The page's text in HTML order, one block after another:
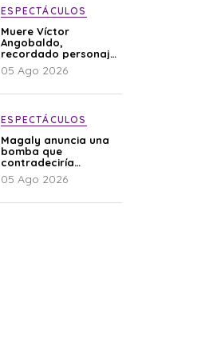
ESPECTÁCULOS
Muere Víctor
Angobaldo,
recordado personaje
de la farándula y
expareja de Shirley
05 Ago 2026
ESPECTÁCULOS
Magaly anuncia una
bomba que
contradeciría
comunicado de La
Bella Luz: “Hay un
05 Ago 2026